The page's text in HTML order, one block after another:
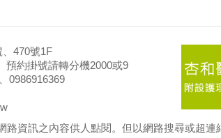
470號1F
約掛號請轉分機2000或9
0986916369
資訊之內容供人點閱。但以網路搜尋或超